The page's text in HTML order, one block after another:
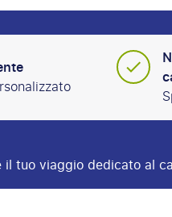
il tuo viaggio dedicato al